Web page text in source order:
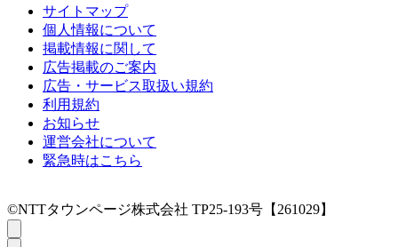
サイトマップ
個人情報について
掲載情報に関して
広告掲載のご案内
広告・サービス取扱い規約
利用規約
お知らせ
運営会社について
緊急時はこちら
©NTTタウンページ株式会社 TP25-193号【261029】